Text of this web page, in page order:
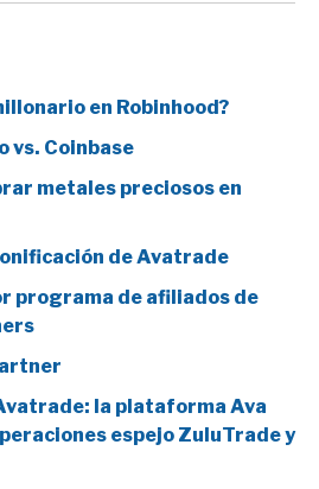
en Robinhood?
vs. Coinbase
metales preciosos en
de Avatrade
programa de afiliados de
la plataforma Ava
espejo ZuluTrade y